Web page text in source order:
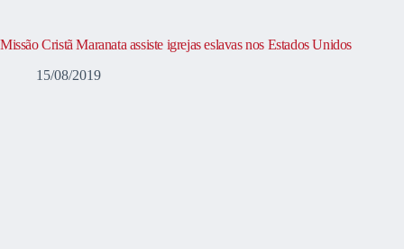
Missão Cristã Maranata assiste igrejas eslavas nos Estados Unidos
15/08/2019